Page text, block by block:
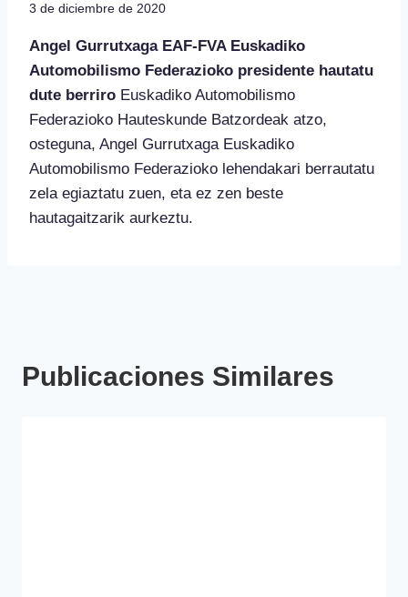
3 de diciembre de 2020
Angel Gurrutxaga EAF-FVA Euskadiko
Automobilismo Federazioko presidente hautatu
dute berriro Euskadiko Automobilismo
Federazioko Hauteskunde Batzordeak atzo,
osteguna, Angel Gurrutxaga Euskadiko
Automobilismo Federazioko lehendakari berrautatu
zela egiaztatu zuen, eta ez zen beste
hautagaitzarik aurkeztu.
Publicaciones Similares